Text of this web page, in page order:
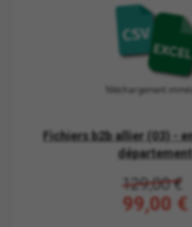
Téléchargement
Fichiers b2b allier (03) -
département
129,00 €
99,00 €